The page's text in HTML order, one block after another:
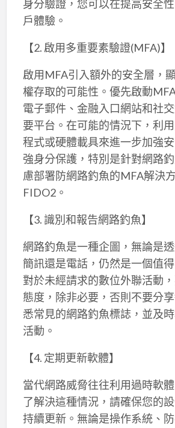
身分驗證，您可以在提高安全
戶體驗。
【2. 啟用多重要素驗證(MFA)】
啟用MFA引入額外的安全層，
權存取的可能性。優先啟動
電子郵件、金融入口網站和社
要平台。在可能的情況下，利
程式或硬體載具來進一步加強
強身分保護，特別是針對網路
慮部署防網路釣魚的MFA解決
FIDO2。
【3. 識別和報告網路釣魚】
網路釣魚是一種企圖，無論是
簡訊還是電話，仍然是一個值
對於未經請求的數位外聯活動
態度，除非必要，否則不要分
悉常見的網路釣魚標誌，並及
活動。
【4. 定期更新軟體】
當代網路威脅往往利用過時軟
了解決這種情況，請確保您的
持續更新。無論是操作系統、